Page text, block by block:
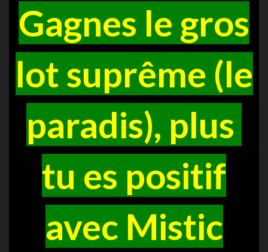
Gagnes le gros
lot suprême (le
paradis), plus
tu es positif
avec Mistic